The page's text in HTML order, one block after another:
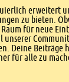
erweitert
zu bieten.
für neue
Deine Beiträge
für alle zu